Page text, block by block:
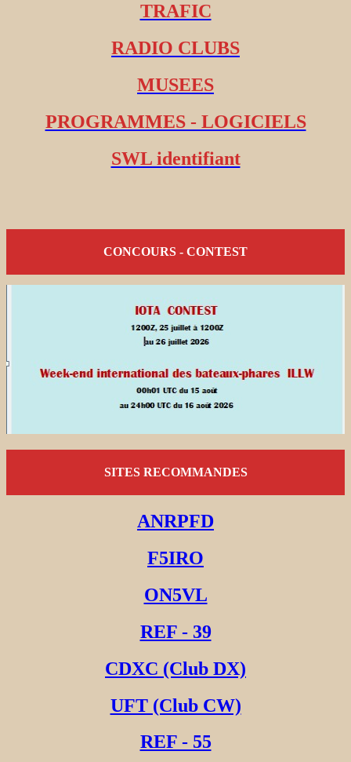
TRAFIC
RADIO CLUBS
MUSEES
PROGRAMMES - LOGICIELS
SWL identifiant
CONCOURS - CONTEST
SITES RECOMMANDES
ANRPFD
F5IRO
ON5VL
REF - 39
CDXC (Club DX)
UFT (Club CW)
REF - 55